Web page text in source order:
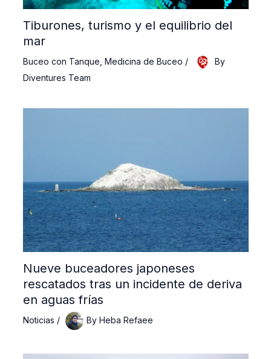
Tiburones, turismo y el equilibrio del
mar
Buceo con Tanque Medicina de Buceo /
By
Diventures Team
Nueve buceadores japoneses
rescatados tras un incidente de deriva
en aguas frías
Noticias / By Heba Refaee